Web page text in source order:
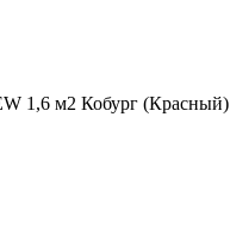
1,6 м2 Кобург (Красный)